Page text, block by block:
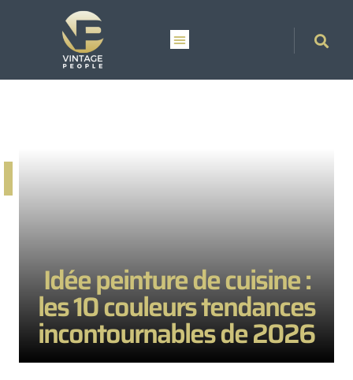
Idée peinture de cuisine :
les 10 couleurs tendances
incontournables de 2026